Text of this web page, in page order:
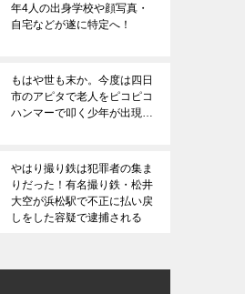
年4人の出身学校や顔写真・
自宅などが遂に特定へ！
もはや世も末か。今度は四日
市のアピタで老人をピコピコ
ハンマーで叩く少年が出現…
やはり撮り鉄は犯罪者の集ま
りだった！有名撮り鉄・松井
大空が浜松駅で不正に払い戻
しをした容疑で逮捕される